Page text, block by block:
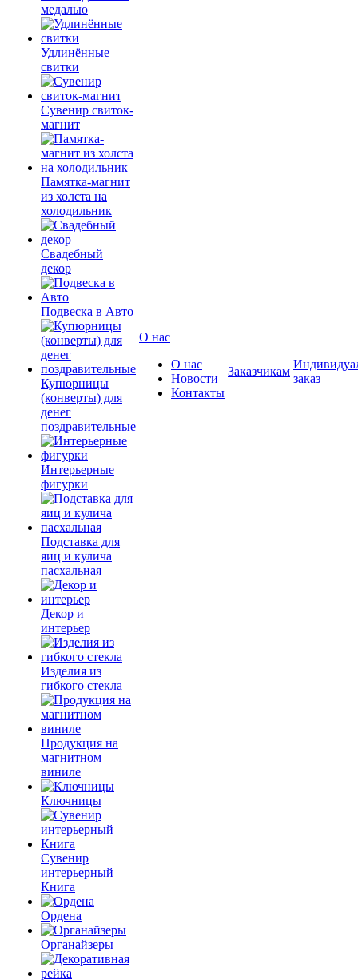
медалью
Удлинённые
свитки
Сувенир свиток-
магнит
Памятка-магнит
из холста на
холодильник
Свадебный
декор
Подвеска в Авто
Купюрницы
(конверты) для
денег
поздравительные
Интерьерные
фигурки
Подставка для
яиц и кулича
пасхальная
Декор и
интерьер
Изделия из
гибкого стекла
Продукция на
магнитном
виниле
Ключницы
Сувенир
интерьерный
Книга
Ордена
Органайзеры
О нас
О нас
Новости
Контакты
Заказчикам
заказ